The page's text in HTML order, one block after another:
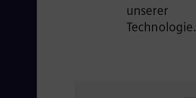
unserer
Technologie.